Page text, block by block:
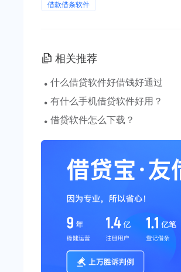
借款借条软件
相关推荐
· 什么借贷软件好借钱好通过
· 有什么手机借贷软件好用？
· 借贷软件怎么下载？